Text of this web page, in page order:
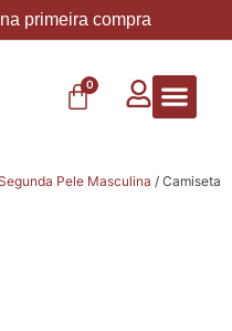
primeira compra
0
Pele Masculina / Camiseta